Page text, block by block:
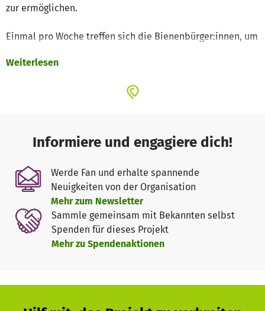
zur ermöglichen.
Einmal pro Woche treffen sich die Bienenbürger:innen, um
erkunden. In den Sommermonate vornehmlich draußen
Leipziger Osten oder auf der großen Freifläche vor der
der Stadt. Bei schlechtem Wetter und im Winter bleiben
wir vor Ort in den Räumen der Gemeinschaftsunterkunft.
Die Bienstage werden von einer Gruppe engagierter
Freiwilliger gestaltet und betreut, punktuell kommen auch
künstlerische Honorarkräfte dazu. Die Gruppengröße
schwankt zwischen vier bis fünfzehn Teilnehmenden im
Alter zwischen 5 bis 12 Jahren (manchmal älter, selten
jünger). Die Gruppe der Freiwilligen (Erwachsenen)
Weiterlesen
Informiere und engagiere dich!
Werde Fan und erhalte spannende
Neuigkeiten von der Organisation
Mehr zum Newsletter
Sammle gemeinsam mit Bekannten selbst
Spenden für dieses Projekt
Mehr zu Spendenaktionen